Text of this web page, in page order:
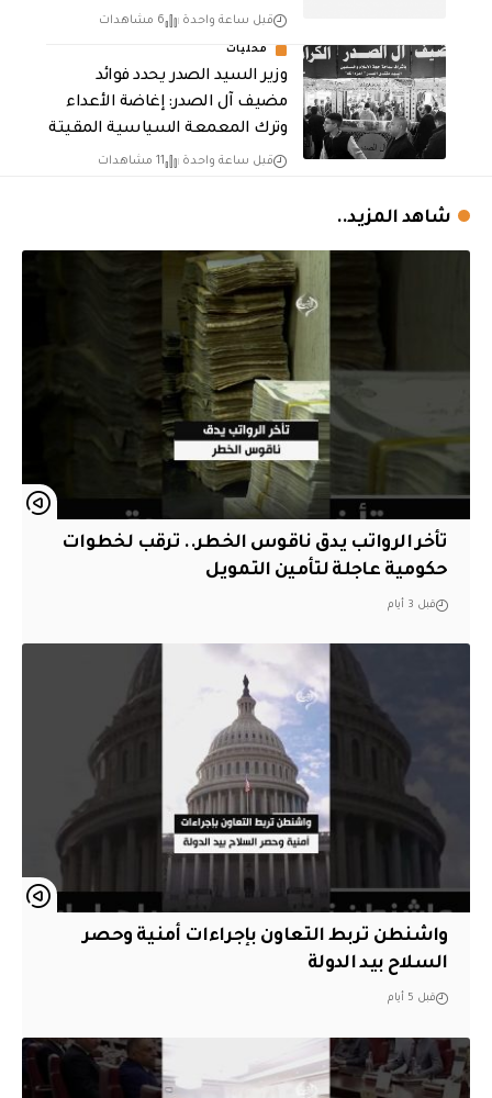
قبل ساعة واحدة 6 مشاهدات
محليات
وزير السيد الصدر يحدد فوائد
مضيف آل الصدر: إغاضة الأعداء
وترك المعمعة السياسية المقيتة
قبل ساعة واحدة 11 مشاهدات
شاهد المزيد..
تأخر الرواتب يدق ناقوس الخطر.. ترقب لخطوات
حكومية عاجلة لتأمين التمويل
قبل 3 أيام
واشنطن تربط التعاون بإجراءات أمنية وحصر
السلاح بيد الدولة
قبل 5 أيام